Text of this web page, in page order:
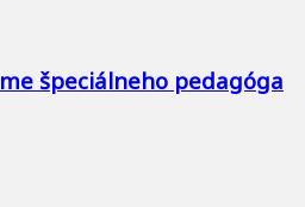
špeciálneho pedagóga